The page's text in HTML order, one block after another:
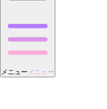
メニュー メニュー